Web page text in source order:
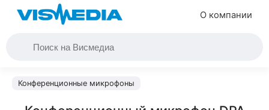
О компании
Конференционные микрофоны